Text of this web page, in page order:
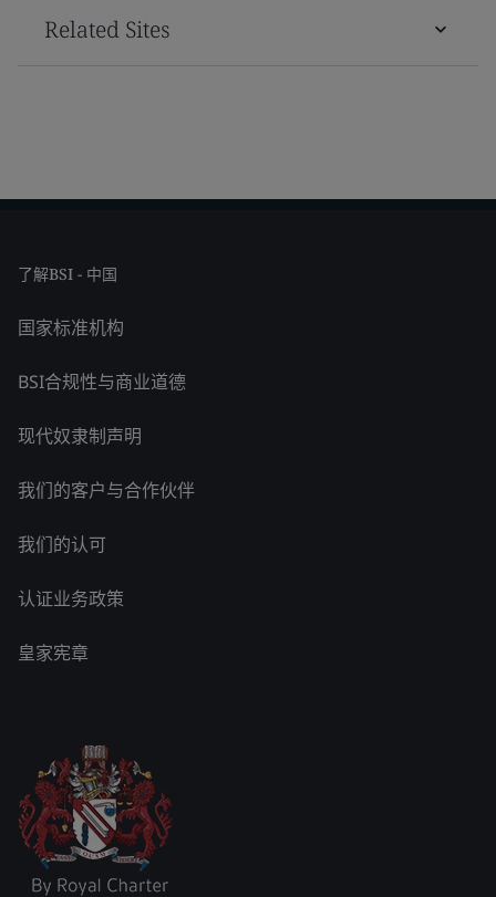
Related Sites
了解BSI - 中国
国家标准机构
BSI合规性与商业道德
现代奴隶制声明
我们的客户与合作伙伴
我们的认可
认证业务政策
皇家宪章